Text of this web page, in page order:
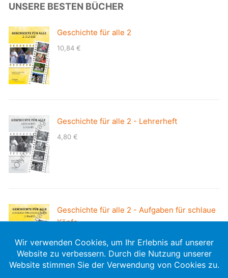
UNSERE BESTEN BÜCHER
Geschichte für alle 2
10,84€
Geschichte für alle 2 - Lehrerheft
4,80€
Geschichte für alle 2 - Aufgaben für schlaue
Köpfe
8,50 €